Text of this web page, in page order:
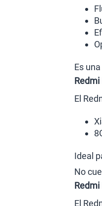
Es
El
Ideal
No
El